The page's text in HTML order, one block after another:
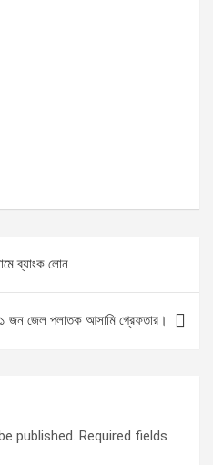
ব্যাংক লোন
জন জেল পলাতক আসামি গ্রেফতার।
published. Required fields